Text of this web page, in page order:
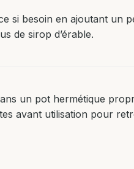
si besoin en ajoutant un
de sirop d’érable.
un pot hermétique
avant utilisation pour